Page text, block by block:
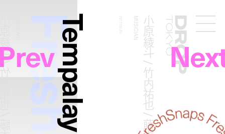
Droptokyo
Tempalay MUSICIAN